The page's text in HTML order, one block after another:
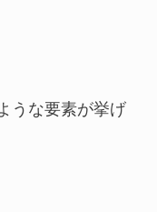
うな要素が挙げ